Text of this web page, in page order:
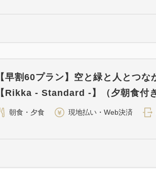
【早割60プラン】空と緑と人とつ
【Rikka - Standard -】（夕朝食付き
朝食・夕食 現地払い・Web決済